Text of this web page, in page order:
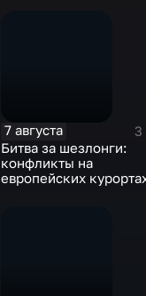
7 августа
3
Битва за шезлонги:
конфликты на
европейских